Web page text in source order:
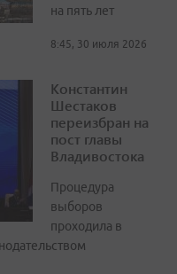
на пять лет
8:45, 30 июля 2026
Константин
Шестаков
переизбран на
пост главы
Владивостока
Процедура
выборов
проходила в